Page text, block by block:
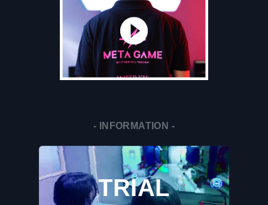
- INFORMATION -
TRIAL